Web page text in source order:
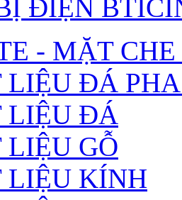
ĐIỆN
- MẶT
LIỆU ĐÁ
LIỆU ĐÁ
LIỆU GỖ
LIỆU KÍNH